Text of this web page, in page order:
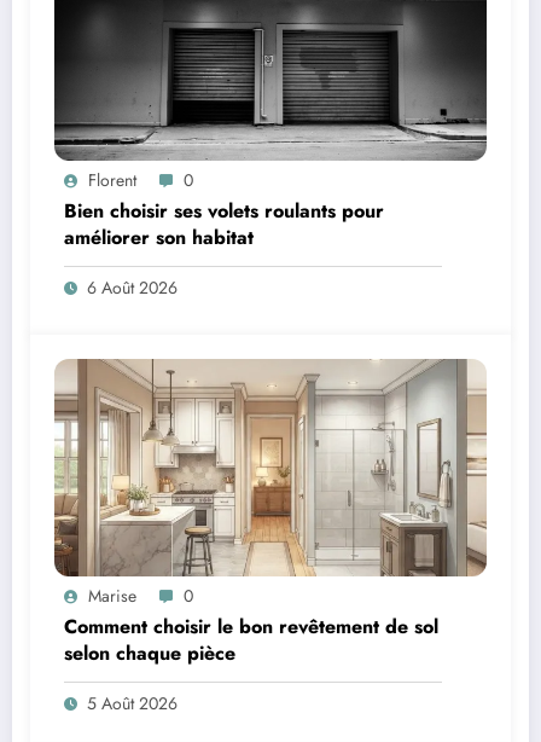
Florent 0
Bien choisir ses volets roulants pour
améliorer son habitat
6 Août 2026
Marise 0
Comment choisir le bon revêtement de sol
selon chaque pièce
5 Août 2026